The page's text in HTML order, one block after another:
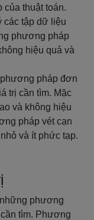
của thuật toán.
các tập dữ liệu
phương pháp
hiệu quả và
pháp đơn
trị cần tìm. Mặc
và không hiệu
pháp vét cạn
và ít phức tạp.
phương
tìm. Phương